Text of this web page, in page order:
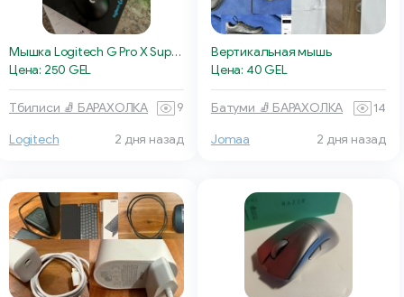
Мышка Logitech G Pro X Superlight 1
Цена: 250 GEL
Тбилиси 🧦 БАРАХОЛКА 9
Logitech 2 дня назад
Вертикальная мышь
Цена: 40 GEL
Батуми 🧦 БАРАХОЛКА 14
Jomaa 2 дня назад